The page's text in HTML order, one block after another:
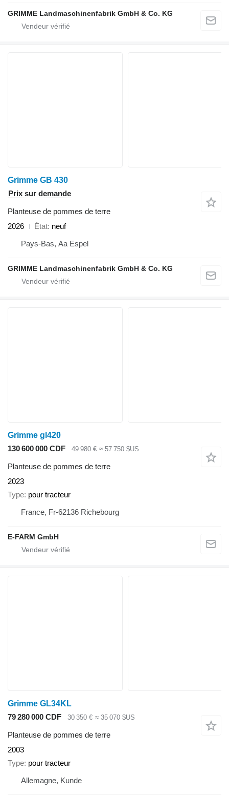
GRIMME Landmaschinenfabrik GmbH & Co. KG
Grimme GB 430
Prix sur demande
Planteuse de pommes de terre
2026
État neuf
Pays-Bas, Aa Espel
GRIMME Landmaschinenfabrik GmbH & Co. KG
Grimme gl420
130 600 000 CDF
49 980 € ≈ 57 750 $US
Planteuse de pommes de terre
2023
Type pour tracteur
France, Fr-62136 Richebourg
E-FARM GmbH
Grimme GL34KL
79 280 000 CDF
30 350 € ≈ 35 070 $US
Planteuse de pommes de terre
2003
Type pour tracteur
Allemagne, Kunde